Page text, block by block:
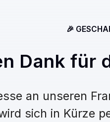
🎉
Dank für
an unseren
sich in Kürze